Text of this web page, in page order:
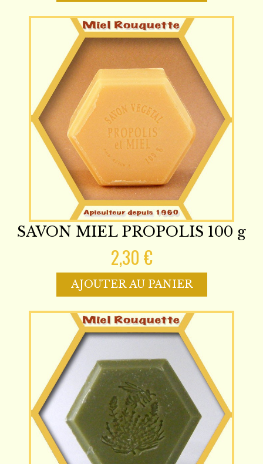
SAVON MIEL PROPOLIS 100 g
2,30 €
AJOUTER AU PANIER